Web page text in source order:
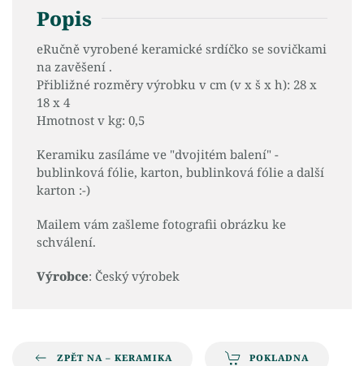
Popis
eRučně vyrobené keramické srdíčko se sovičkami
na zavěšení .
Přibližné rozměry výrobku v cm (v x š x h): 28 x
18 x 4
Hmotnost v kg: 0,5
Keramiku zasíláme ve "dvojitém balení" -
bublinková fólie, karton, bublinková fólie a další
karton :-)
Mailem vám zašleme fotografii obrázku ke
schválení.
Výrobce: Český výrobek
ZPĚT NA – KERAMIKA POKLADNA